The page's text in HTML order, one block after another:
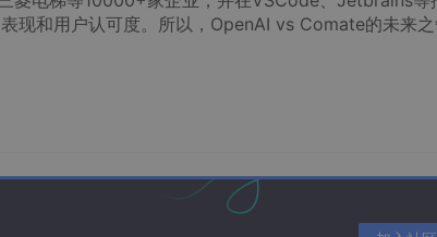
现和用户认可度。所以，OpenAI vs Comate的未来之